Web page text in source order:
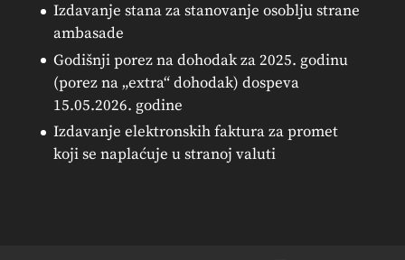
Izdavanje stana za stanovanje osoblju strane
ambasade
Godišnji porez na dohodak za 2025. godinu
(porez na „extra“ dohodak) dospeva
15.05.2026. godine
Izdavanje elektronskih faktura za promet
koji se naplaćuje u stranoj valuti